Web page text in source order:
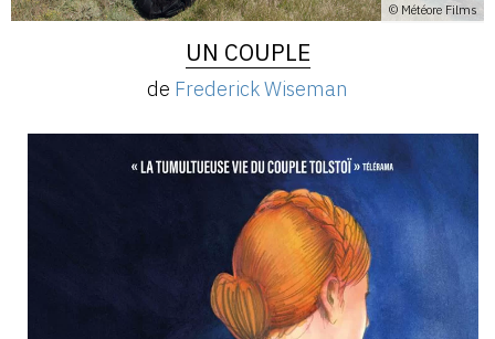
© Météore Films
UN COUPLE
de Frederick Wiseman